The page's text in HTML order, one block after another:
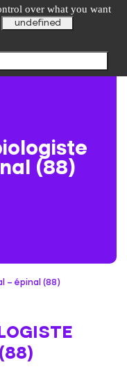
(88)
– épinal (88)
over what you want
undefined